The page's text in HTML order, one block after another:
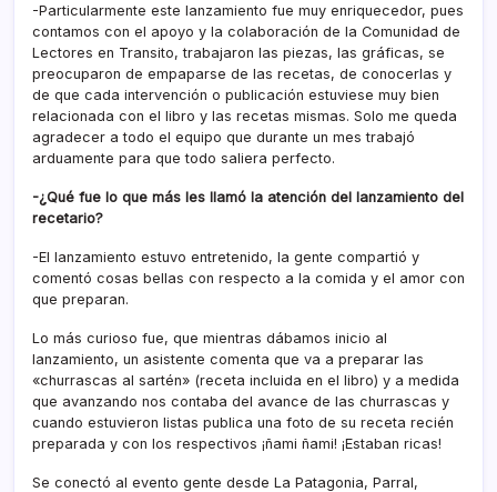
-Particularmente este lanzamiento fue muy enriquecedor, pues
contamos con el apoyo y la colaboración de la Comunidad de
Lectores en Transito, trabajaron las piezas, las gráficas, se
preocuparon de empaparse de las recetas, de conocerlas y
de que cada intervención o publicación estuviese muy bien
relacionada con el libro y las recetas mismas. Solo me queda
agradecer a todo el equipo que durante un mes trabajó
arduamente para que todo saliera perfecto.
-¿Qué fue lo que más les llamó la atención del lanzamiento del
recetario?
-El lanzamiento estuvo entretenido, la gente compartió y
comentó cosas bellas con respecto a la comida y el amor con
que preparan.
Lo más curioso fue, que mientras dábamos inicio al
lanzamiento, un asistente comenta que va a preparar las
«churrascas al sartén» (receta incluida en el libro) y a medida
que avanzando nos contaba del avance de las churrascas y
cuando estuvieron listas publica una foto de su receta recién
preparada y con los respectivos ¡ñami ñami! ¡Estaban ricas!
Se conectó al evento gente desde La Patagonia, Parral,